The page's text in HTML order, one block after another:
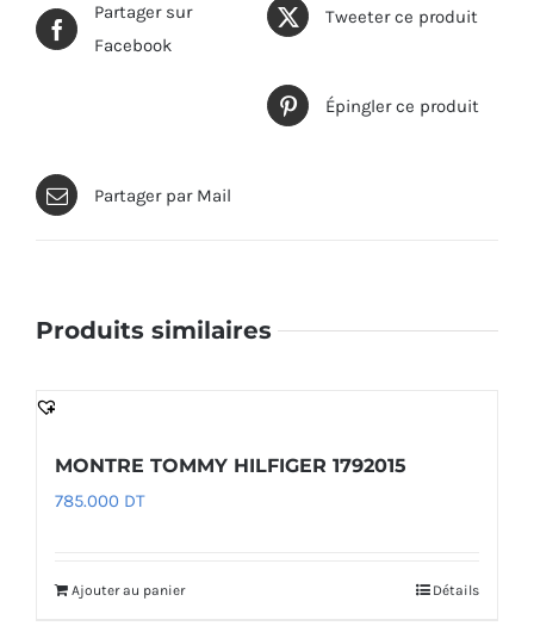
Partager sur
Facebook
Tweeter ce produit
Épingler ce produit
Partager par Mail
Produits similaires
MONTRE TOMMY HILFIGER 1792015
785.000 DT
Ajouter au panier Détails